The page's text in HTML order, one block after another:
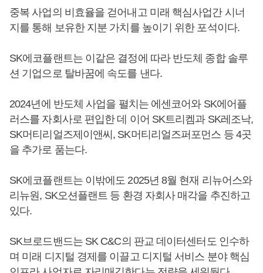
중복 사업의 비효율을 걷어내고 미래 핵심사업간 시너
지를 통해 보유한 지분 가치를 높이기 위한 포석이다.
SK에코플랜트는 이같은 결정에 따라 반도체 종합 솔루
션 기업으로 탈바꿈에 속도를 낸다.
2024년에 반도체 사업을 펼치는 에센코어와 SK에어플
러스를 자회사로 편입한 데 이어 SK트리켐과 SK레조낙,
SK머티리얼즈제이앤씨, SK머티리얼즈퍼포먼스 등 4곳
을 추가로 품는다.
SK에코플랜트는 이밖에도 2025년 8월 현재 리뉴어스와
리뉴원, SK오션플랜트 등 환경 자회사 매각을 추진하고
있다.
SK브로드밴드는 SK C&C의 판교 데이터센터도 인수하
며 미래 디지털 경제를 이끌고 디지털 서비스 분야 핵심